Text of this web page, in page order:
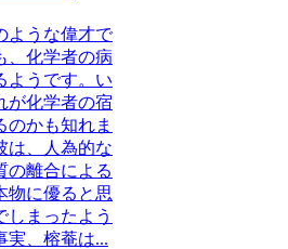
うな偉才で
、化学者の病
ようです。い
が化学者の宿
のかも知れま
は、人為的な
の離合による
物に優ると思
しまったよう
実、榕菴は...